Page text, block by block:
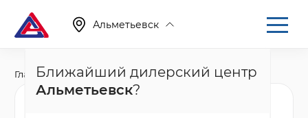
Альметьевск
Ближайший дилерский центр
Альметьевск?
Главная Каталог Новые автомобили T4